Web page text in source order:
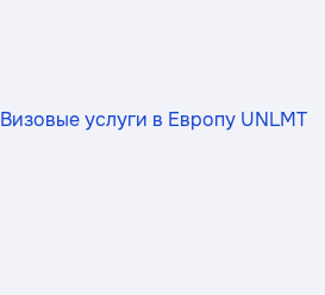
Визовые услуги в Европу UNLMT